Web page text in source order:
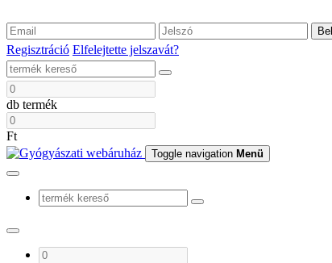
Regisztráció Elfelejtette jelszavát?
db termék
Ft
Toggle navigation Menü